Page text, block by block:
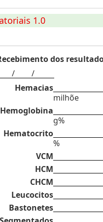
1.0
dos
/
/
Hemacias
milhõe
Hemoglobina
g%
Hematocrito
%
VCM
HCM
CHCM
Leucocitos
Bastonetes